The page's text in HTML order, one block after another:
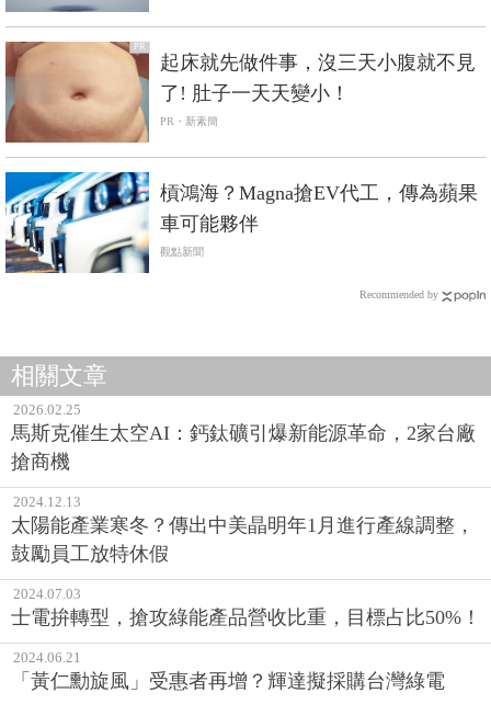
PR
起床就先做件事，沒三天小腹就不見
了! 肚子一天天變小！
PR・新素簡
槓鴻海？Magna搶EV代工，傳為蘋果
車可能夥伴
觀點新聞
Recommended by
相關文章
2026.02.25
馬斯克催生太空AI：鈣鈦礦引爆新能源革命，2家台廠
搶商機
2024.12.13
太陽能產業寒冬？傳出中美晶明年1月進行產線調整，
鼓勵員工放特休假
2024.07.03
士電拚轉型，搶攻綠能產品營收比重，目標占比50%！
2024.06.21
「黃仁勳旋風」受惠者再增？輝達擬採購台灣綠電